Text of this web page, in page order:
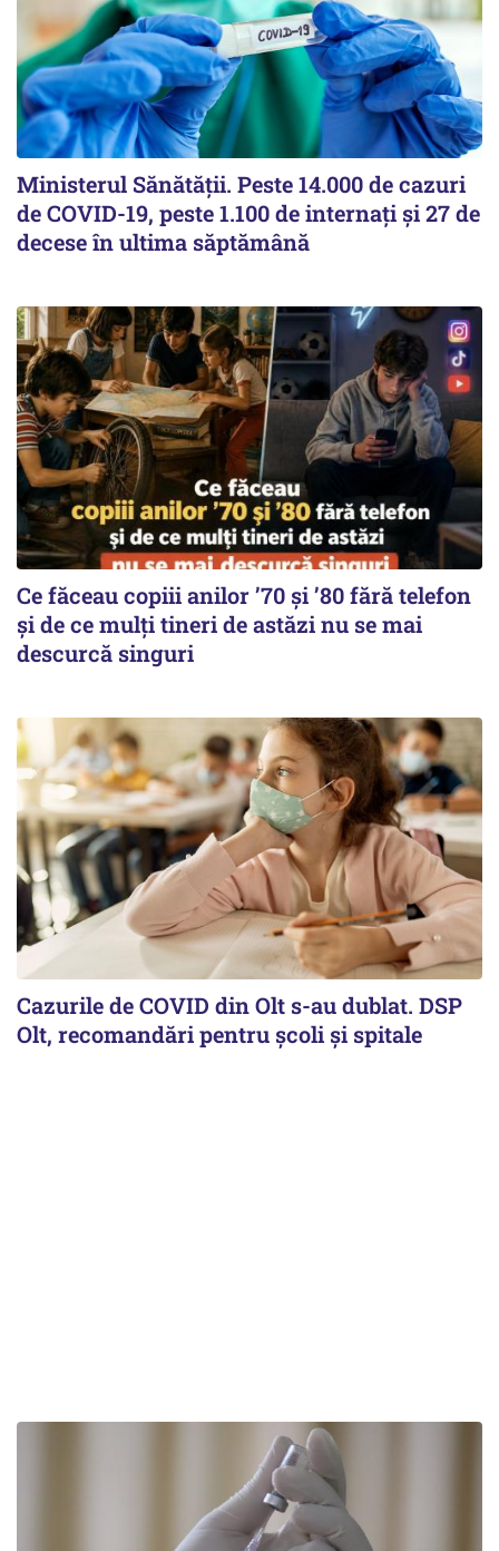
Ministerul Sănătății. Peste 14.000 de cazuri
de COVID-19, peste 1.100 de internați și 27 de
decese în ultima săptămână
Ce făceau copiii anilor ’70 și ’80 fără telefon
și de ce mulți tineri de astăzi nu se mai
descurcă singuri
Cazurile de COVID din Olt s-au dublat. DSP
Olt, recomandări pentru școli și spitale